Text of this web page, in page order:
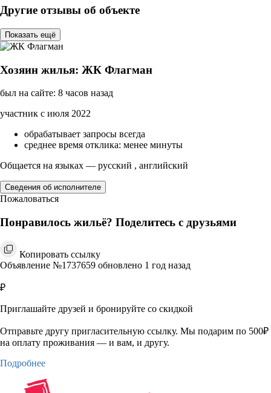
Другие отзывы об объекте
Показать ещё
Хозяин жилья: ЖК Флагман
был на сайте: 8 часов назад
участник с июля 2022
обрабатывает запросы всегда
среднее время отклика: менее минуты
Общается на языках — русский , английский
Сведения об исполнителе
Пожаловаться
Понравилось жильё? Поделитесь с друзьями
Копировать ссылку
Объявление №1737659 обновлено 1 год назад
₽
Приглашайте друзей и бронируйте со скидкой
Отправьте другу пригласительную ссылку. Мы подарим по 500₽
на оплату проживания — и вам, и другу.
Подробнее